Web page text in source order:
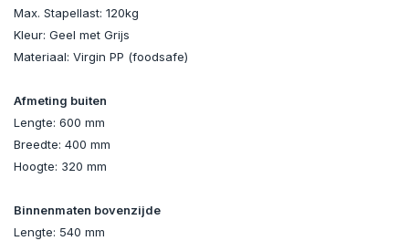
Max. Stapellast: 120kg
Kleur: Geel met Grijs
Materiaal: Virgin PP (foodsafe)
Afmeting buiten
Lengte: 600 mm
Breedte: 400 mm
Hoogte: 320 mm
Binnenmaten bovenzijde
Lengte: 540 mm